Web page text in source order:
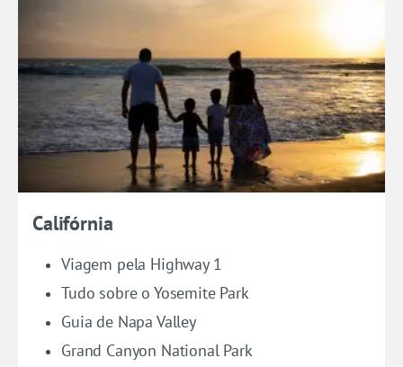
Califórnia
Viagem pela Highway 1
Tudo sobre o Yosemite Park
Guia de Napa Valley
Grand Canyon National Park